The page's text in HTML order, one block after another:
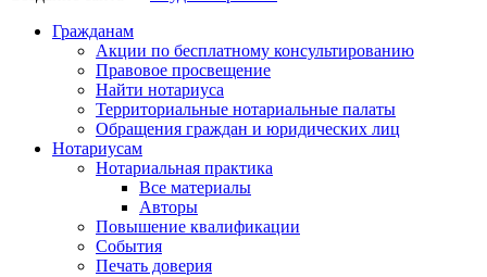
Гражданам
Акции по бесплатному консультированию
Правовое просвещение
Найти нотариуса
Территориальные нотариальные палаты
Обращения граждан и юридических лиц
Нотариусам
Нотариальная практика
Все материалы
Авторы
Повышение квалификации
События
Печать доверия